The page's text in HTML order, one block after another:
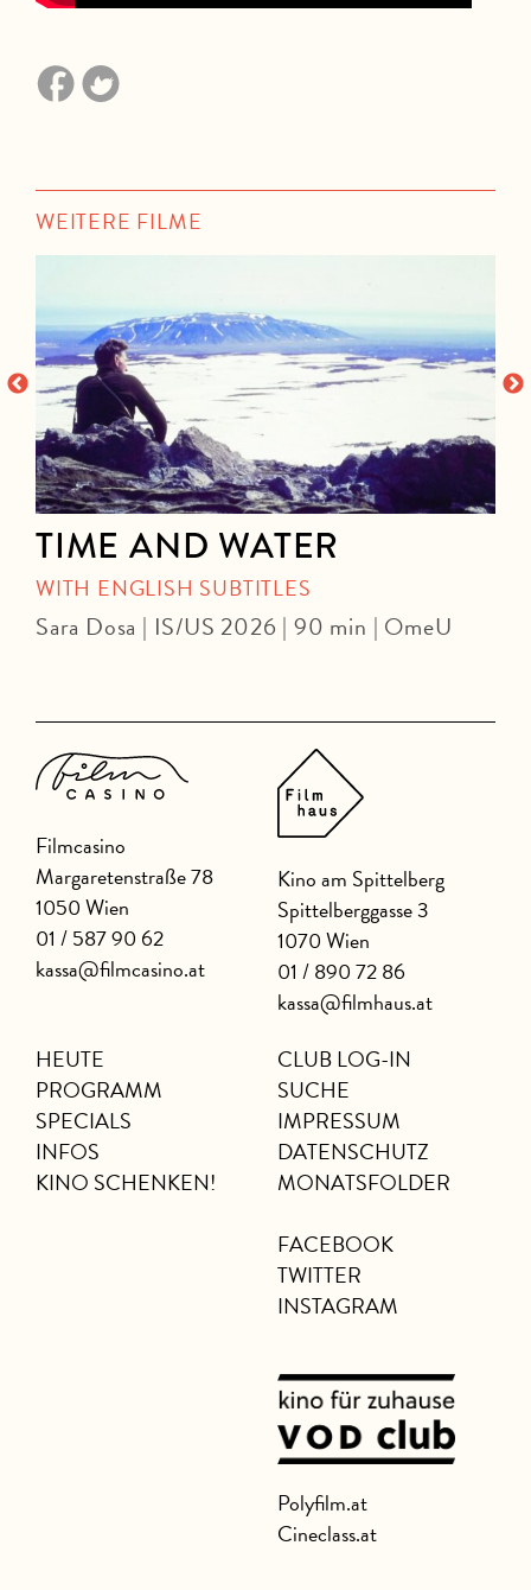
WEITERE FILME
TIME AND WATER
WITH ENGLISH SUBTITLES
Sara Dosa | IS/US 2026 | 90 min | OmeU
Filmcasino
Margaretenstraße 78
1050 Wien
01 / 587 90 62
kassa@filmcasino.at
Kino am Spittelberg
Spittelberggasse 3
1070 Wien
01 / 890 72 86
kassa@filmhaus.at
HEUTE
PROGRAMM
SPECIALS
INFOS
KINO SCHENKEN!
CLUB LOG-IN
SUCHE
IMPRESSUM
DATENSCHUTZ
MONATSFOLDER
FACEBOOK
TWITTER
INSTAGRAM
Polyfilm.at
Cineclass.at